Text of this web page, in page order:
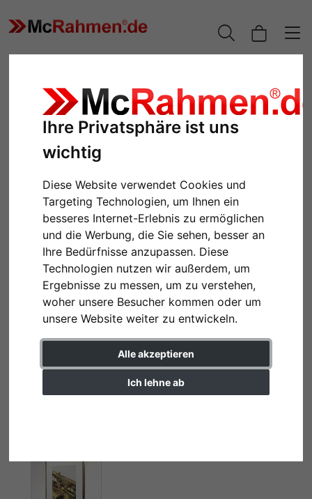
Ihre Privatsphäre ist uns
wichtig
Diese Website verwendet Cookies und
Targeting Technologien, um Ihnen ein
besseres Internet-Erlebnis zu ermöglichen
und die Werbung, die Sie sehen, besser an
Ihre Bedürfnisse anzupassen. Diese
Technologien nutzen wir außerdem, um
Ergebnisse zu messen, um zu verstehen,
woher unsere Besucher kommen oder um
unsere Website weiter zu entwickeln.
Alle akzeptieren
Ich lehne ab
Zurück